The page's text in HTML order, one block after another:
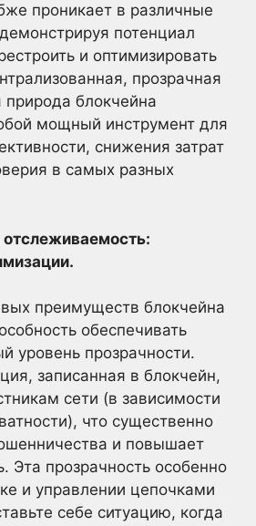
проникает в различные
потенциал
и оптимизировать
прозрачная
блокчейна
мощный инструмент для
снижения затрат
в самых разных
преимуществ блокчейна
обеспечивать
уровень прозрачности.
записанная в блокчейн,
сети (в зависимости
что существенно
и повышает
Эта прозрачность особенно
и управлении цепочками
себе ситуацию, когда